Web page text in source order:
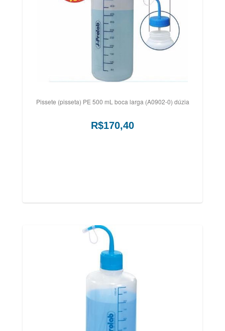
Pissete (pisseta) PE 500 mL boca larga (A0902-0) dúzia
R$170,40